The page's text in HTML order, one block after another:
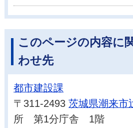
このページの内容に
わせ先
都市建設課
〒311-2493茨城県潮来市
所 第1分庁舎 1階